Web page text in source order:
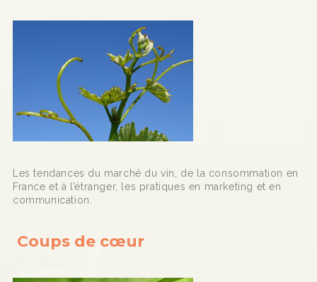
Les tendances du marché du vin, de la consommation en
France et à l’étranger, les pratiques en marketing et en
communication.
Coups de cœur